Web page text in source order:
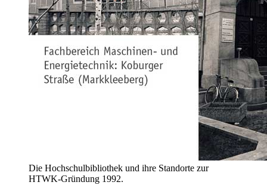
Die Hochschulbibliothek und ihre Standorte zur
HTWK-Gründung 1992.